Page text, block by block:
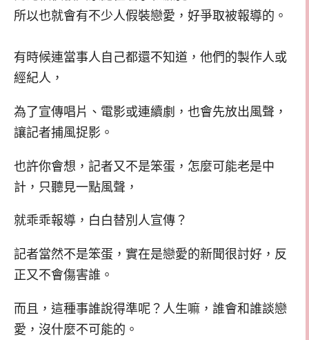
所以也就會有不少人假裝戀愛，好爭取被報導的。
有時候連當事人自己都還不知道，他們的製作人或
經紀人，
為了宣傳唱片、電影或連續劇，也會先放出風聲，
讓記者捕風捉影。
也許你會想，記者又不是笨蛋，怎麼可能老是中
計，只聽見一點風聲，
就乖乖報導，白白替別人宣傳？
記者當然不是笨蛋，實在是戀愛的新聞很討好，反
正又不會傷害誰。
而且，這種事誰說得準呢？人生嘛，誰會和誰談戀
愛，沒什麼不可能的。